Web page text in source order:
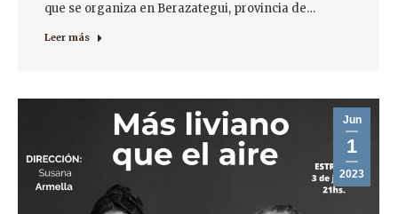
que se organiza en Berazategui, provincia de…
Leer más
Jun
1
2023